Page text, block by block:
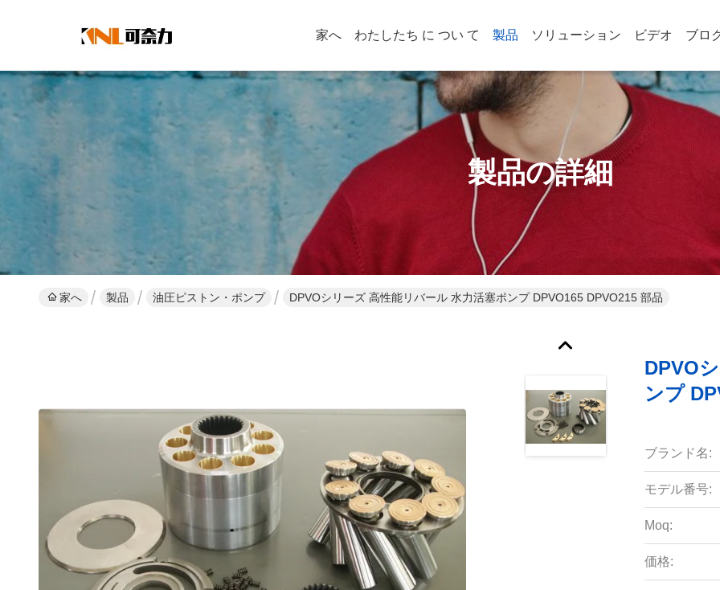
家へ わたしたち に つい て 製品 ソリューション ビデオ ブロ
製品の詳細
家へ 製品 油圧ピストン・ポンプ DPVOシリーズ 高性能リバール 水力活塞ポンプ DPVO165 DPVO215 部品
DPVO
ンプ
ブランド名:
モデル番号:
Moq:
価格: